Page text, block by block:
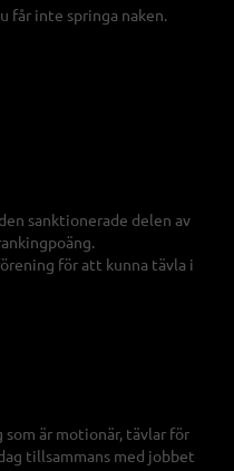
får inte springa naken.
sanktionerade delen av
för att kunna tävla i
som är motionär, tävlar för
tillsammans med jobbet